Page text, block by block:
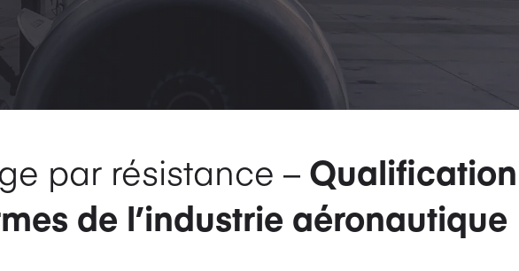
par résistance –
de l’industrie aéronautique